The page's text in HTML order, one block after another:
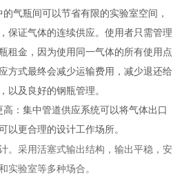
瓶间可以节省有限的实验室空间，
保证气体的连续供应。使用者只需管理
租金，因为使用同一气体的所有使用点
方式最终会减少运输费用，减少退还给
以及良好的钢瓶管理。
：集中管道供应系统可以将气体出口
以更合理的设计工作场所。
。采用活塞式输出结构，输出平稳，安
实验室等多种场合。